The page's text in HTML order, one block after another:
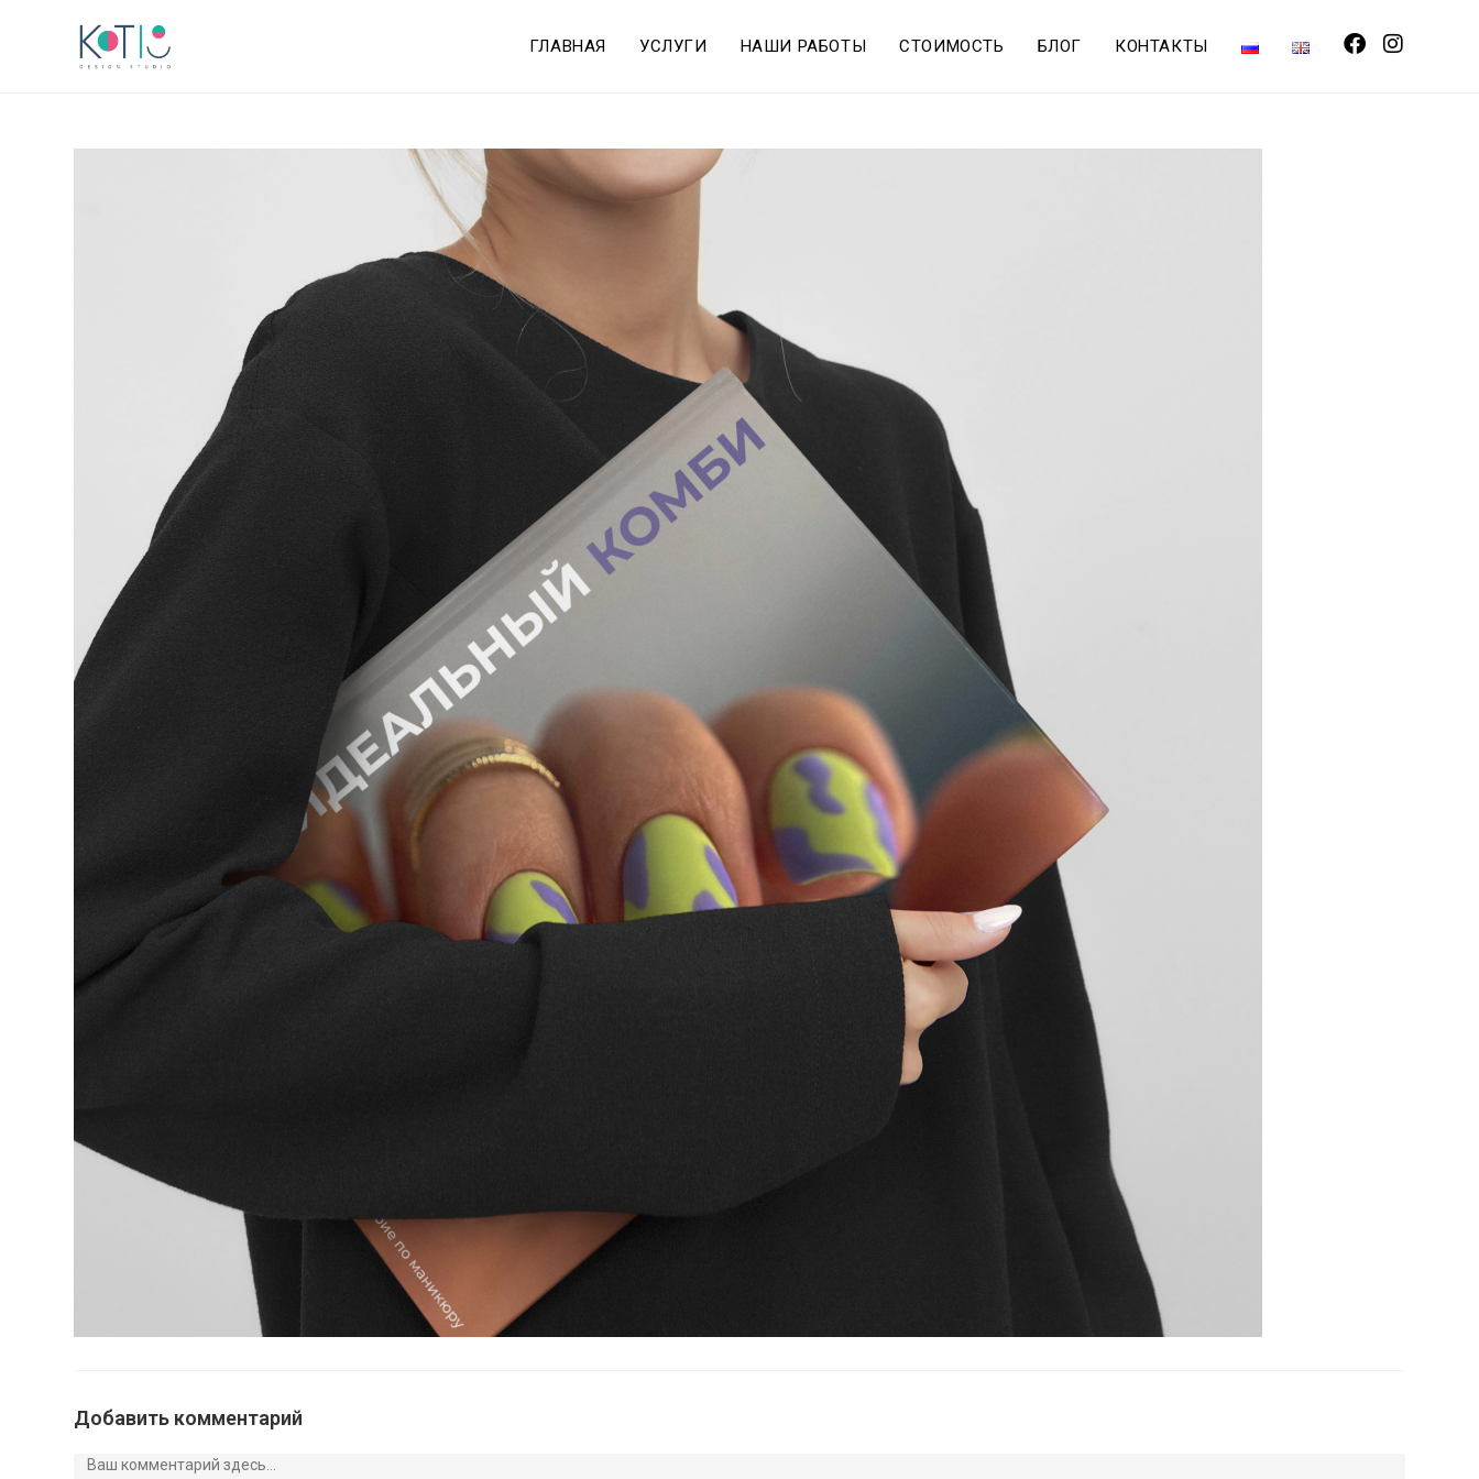
ГЛАВНАЯ УСЛУГИ НАШИ РАБОТЫ СТОИМОСТЬ БЛОГ КОНТАКТЫ
Добавить комментарий